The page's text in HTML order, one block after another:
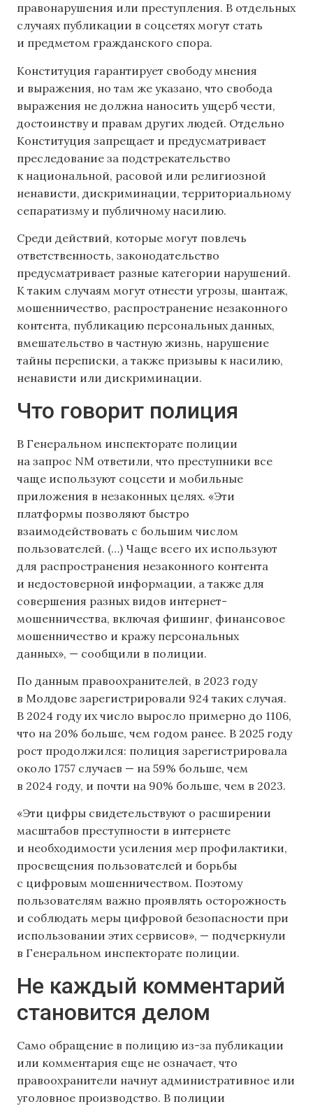
правонарушения или преступления. В отдельных
случаях публикации в соцсетях могут стать
и предметом гражданского спора.
Конституция гарантирует свободу мнения
и выражения, но там же указано, что свобода
выражения не должна наносить ущерб чести,
достоинству и правам других людей. Отдельно
Конституция запрещает и предусматривает
преследование за подстрекательство
к национальной, расовой или религиозной
ненависти, дискриминации, территориальному
сепаратизму и публичному насилию.
Среди действий, которые могут повлечь
ответственность, законодательство
предусматривает разные категории нарушений.
К таким случаям могут отнести угрозы, шантаж,
мошенничество, распространение незаконного
контента, публикацию персональных данных,
вмешательство в частную жизнь, нарушение
тайны переписки, а также призывы к насилию,
ненависти или дискриминации.
Что говорит полиция
В Генеральном инспекторате полиции
на запрос NM ответили, что преступники все
чаще используют соцсети и мобильные
приложения в незаконных целях. «Эти
платформы позволяют быстро
взаимодействовать с большим числом
пользователей. (…) Чаще всего их используют
для распространения незаконного контента
и недостоверной информации, а также для
совершения разных видов интернет-
мошенничества, включая фишинг, финансовое
мошенничество и кражу персональных
данных», — сообщили в полиции.
По данным правоохранителей, в 2023 году
в Молдове зарегистрировали 924 таких случая.
В 2024 году их число выросло примерно до 1106,
что на 20% больше, чем годом ранее. В 2025 году
рост продолжился: полиция зарегистрировала
около 1757 случаев — на 59% больше, чем
в 2024 году, и почти на 90% больше, чем в 2023.
«Эти цифры свидетельствуют о расширении
масштабов преступности в интернете
и необходимости усиления мер профилактики,
просвещения пользователей и борьбы
с цифровым мошенничеством. Поэтому
пользователям важно проявлять осторожность
и соблюдать меры цифровой безопасности при
использовании этих сервисов», — подчеркнули
в Генеральном инспекторате полиции.
Не каждый комментарий
становится делом
Само обращение в полицию из-за публикации
или комментария еще не означает, что
правоохранители начнут административное или
уголовное производство. В полиции